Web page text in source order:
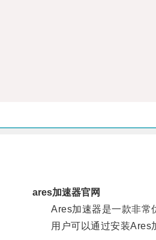
ares加速器官网
Ares加速器是一款非常优
用户可以通过安装Ares加